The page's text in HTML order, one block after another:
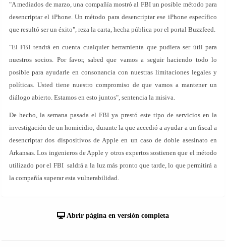
"A mediados de marzo, una compañía mostró al FBI un posible método para
desencriptar el iPhone. Un método para desencriptar ese iPhone específico
que resultó ser un éxito", reza la carta, hecha pública por el portal Buzzfeed.
"El FBI tendrá en cuenta cualquier herramienta que pudiera ser útil para
nuestros socios. Por favor, sabed que vamos a seguir haciendo todo lo
posible para ayudarle en consonancia con nuestras limitaciones legales y
políticas. Usted tiene nuestro compromiso de que vamos a mantener un
diálogo abierto. Estamos en esto juntos", sentencia la misiva.
De hecho, la semana pasada el FBI ya prestó este tipo de servicios en la
investigación de un homicidio, durante la que accedió a ayudar a un fiscal a
desencriptar dos dispositivos de Apple en un caso de doble asesinato en
Arkansas. Los ingenieros de Apple y otros expertos sostienen que el método
utilizado por el FBI saldrá a la luz más pronto que tarde, lo que permitirá a
la compañía superar esta vulnerabilidad.
Abrir página en versión completa